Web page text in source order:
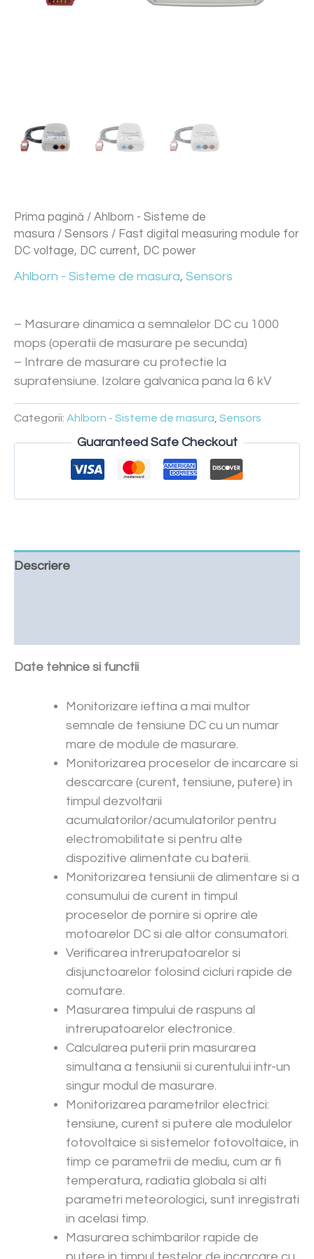
Prima pagină / Ahlborn - Sisteme de
masura / Sensors / Fast digital measuring module for
DC voltage, DC current, DC power
Ahlborn - Sisteme de masura, Sensors
– Masurare dinamica a semnalelor DC cu 1000
mops (operatii de masurare pe secunda)
– Intrare de masurare cu protectie la
supratensiune. Izolare galvanica pana la 6 kV
Categorii: Ahlborn - Sisteme de masura Sensors
Guaranteed Safe Checkout
Descriere
Date tehnice si functii
Monitorizare ieftina a mai multor
semnale de tensiune DC cu un numar
mare de module de masurare.
Monitorizarea proceselor de incarcare si
descarcare (curent, tensiune, putere) in
timpul dezvoltarii
acumulatorilor/acumulatorilor pentru
electromobilitate si pentru alte
dispozitive alimentate cu baterii.
Monitorizarea tensiunii de alimentare si a
consumului de curent in timpul
proceselor de pornire si oprire ale
motoarelor DC si ale altor consumatori.
Verificarea intrerupatoarelor si
disjunctoarelor folosind cicluri rapide de
comutare.
Masurarea timpului de raspuns al
intrerupatoarelor electronice.
Calcularea puterii prin masurarea
simultana a tensiunii si curentului intr-un
singur modul de masurare.
Monitorizarea parametrilor electrici:
tensiune, curent si putere ale modulelor
fotovoltaice si sistemelor fotovoltaice, in
timp ce parametrii de mediu, cum ar fi
temperatura, radiatia globala si alti
parametri meteorologici, sunt inregistrati
in acelasi timp.
Masurarea schimbarilor rapide de